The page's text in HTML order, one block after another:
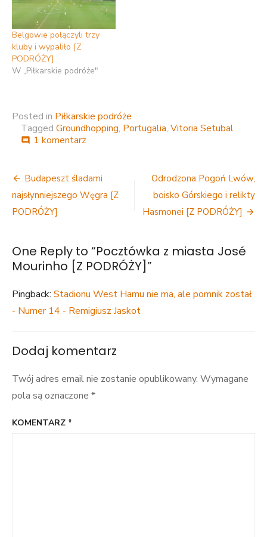
Belgowie połączyli trzy
kluby i wypaliło [Z
PODRÓŻY]
W „Piłkarskie podróże"
Posted in Piłkarskie podróże
Tagged Groundhopping, Portugalia, Vitoria Setubal
comment 1 komentarz
miasta
Mourinho
Nawigacja
wpisu
Budapeszt śladami
najsłynniejszego Węgra [Z
PODRÓŻY]
Odrodzona Pogoń Lwów,
boisko Górskiego i relikty
Hasmonei [Z PODRÓŻY]
One Reply to “Pocztówka z miasta José
Mourinho [Z PODRÓŻY]”
Pingback: Stadionu West Hamu nie ma, ale pomnik został
- Numer 14 - Remigiusz Jaskot
Dodaj komentarz
Twój adres email nie zostanie opublikowany. Wymagane
pola są oznaczone *
KOMENTARZ *